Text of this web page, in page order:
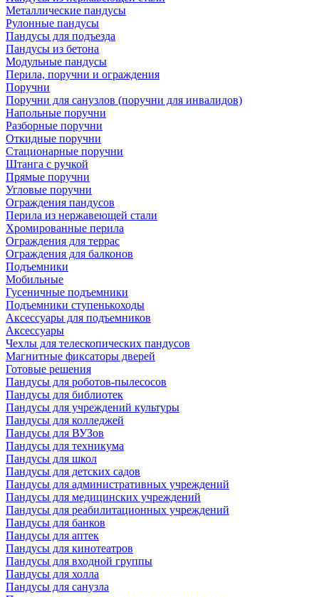
Металлические пандусы
Рулонные пандусы
Пандусы для подъезда
Пандусы из бетона
Модульные пандусы
Перила, поручни и ограждения
Поручни
Поручни для санузлов (поручни для инвалидов)
Напольные поручни
Разборные поручни
Откидные поручни
Стационарные поручни
Штанга с ручкой
Прямые поручни
Угловые поручни
Ограждения пандусов
Перила из нержавеющей стали
Хромированные перила
Ограждения для террас
Ограждения для балконов
Подъемники
Мобильные
Гусеничные подъемники
Подъемники ступенькоходы
Аксессуары для подъемников
Аксессуары
Чехлы для телескопических пандусов
Магнитные фиксаторы дверей
Готовые решения
Пандусы для роботов-пылесосов
Пандусы для библиотек
Пандусы для учреждений культуры
Пандусы для колледжей
Пандусы для ВУЗов
Пандусы для техникума
Пандусы для школ
Пандусы для детских садов
Пандусы для административных учреждений
Пандусы для медицинских учреждений
Пандусы для реабилитационных учреждений
Пандусы для банков
Пандусы для аптек
Пандусы для кинотеатров
Пандусы для входной группы
Пандусы для холла
Пандусы для санузла